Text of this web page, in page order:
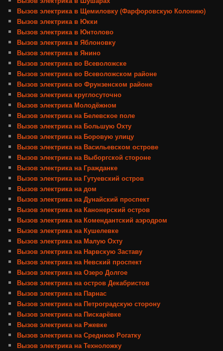
Вызов электрика в Щемиловку (Фарфоровскую Колонию)
Вызов электрика в Юкки
Вызов электрика в Юнтолово
Вызов электрика в Яблоновку
Вызов электрика в Янино
Вызов электрика во Всеволожске
Вызов электрика во Всеволожском районе
Вызов электрика во Фрунзенском районе
Вызов электрика круглосуточно
Вызов электрика Молодёжном
Вызов электрика на Белевское поле
Вызов электрика на Большую Охту
Вызов электрика на Боровую улицу
Вызов электрика на Васильевском острове
Вызов электрика на Выборгской стороне
Вызов электрика на Гражданке
Вызов электрика на Гутуевский остров
Вызов электрика на дом
Вызов электрика на Дунайский проспект
Вызов электрика на Канонерский остров
Вызов электрика на Комендантский аэродром
Вызов электрика на Кушелевке
Вызов электрика на Малую Охту
Вызов электрика на Нарвскую Заставу
Вызов электрика на Невский проспект
Вызов электрика на Озеро Долгое
Вызов электрика на остров Декабристов
Вызов электрика на Парнас
Вызов электрика на Петроградскую сторону
Вызов электрика на Пискарёвке
Вызов электрика на Ржевке
Вызов электрика на Среднюю Рогатку
Вызов электрика на Техноложку